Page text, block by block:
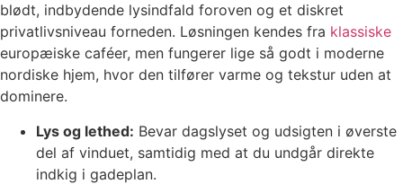
blødt, indbydende lysindfald foroven og et diskret
privatlivsniveau forneden. Løsningen kendes fra klassiske
europæiske caféer, men fungerer lige så godt i moderne
nordiske hjem, hvor den tilfører varme og tekstur uden at
dominere.
Lys og lethed: Bevar dagslyset og udsigten i øverste
del af vinduet, samtidig med at du undgår direkte
indkig i gadeplan.